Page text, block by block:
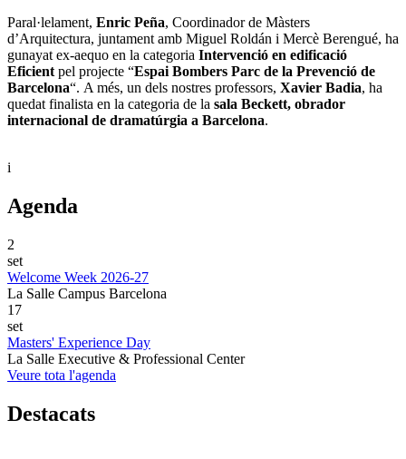
Paral·lelament, Enric Peña, Coordinador de Màsters
d’Arquitectura, juntament amb Miguel Roldán i Mercè Berengué, ha
gunayat ex-aequo en la categoria Intervenció en edificació
Eficient pel projecte “Espai Bombers Parc de la Prevenció de
Barcelona“. A més, un dels nostres professors, Xavier Badia, ha
quedat finalista en la categoria de la sala Beckett, obrador
internacional de dramatúrgia a Barcelona.
i
Agenda
2
set
Welcome Week 2026-27
La Salle Campus Barcelona
17
set
Masters' Experience Day
La Salle Executive & Professional Center
Veure tota l'agenda
Destacats